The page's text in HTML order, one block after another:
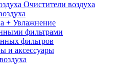
Очистители воздуха
+ Увлажнение
фильтрами
фильтров
и аксессуары